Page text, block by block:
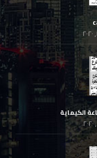
الكيماية